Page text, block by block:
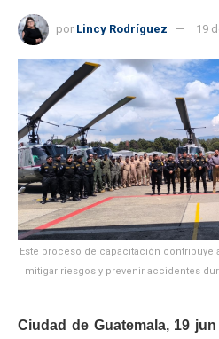
por Lincy Rodríguez 19
Este proceso de capacitación
mitigar riesgos y prevenir accidentes
Ciudad de Guatemala, 19 jun